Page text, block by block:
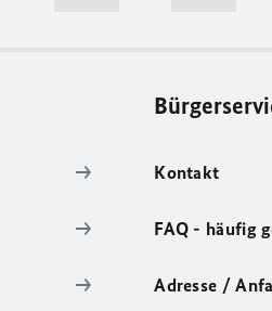
Kontakt
FAQ - häufig
Adresse /